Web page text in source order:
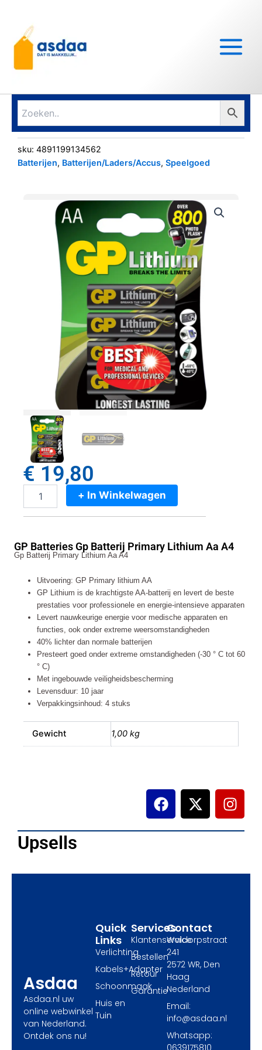
inhoud
sku: 4891199134562
Batterijen, Batterijen/Laders/Accus, Speelgoed
€ 19,80
Primary
Lithium
A4
aantal
+ In Winkelwagen
GP Batteries Gp Batterij Primary Lithium Aa A4
Gp Batterij Primary Lithium Aa A4
Uitvoering: GP Primary lithium AA
GP Lithium is de krachtigste AA-batterij en levert de beste
prestaties voor professionele en energie-intensieve apparaten
Levert nauwkeurige energie voor medische apparaten en
functies, ook onder extreme weersomstandigheden
40% lichter dan normale batterijen
Presteert goed onder extreme omstandigheden (-30 ° C tot 60
° C)
Met ingebouwde veiligheidsbescherming
Levensduur: 10 jaar
Verpakkingsinhoud: 4 stuks
Gewicht 1,00 kg
F
a
o
X
-
t
I
n
g
Upsells
Asdaa
Asdaa.nl uw
online webwinkel
van Nederland.
Ontdek ons nu!
Services
Klantenservice
Bestellen
Retour
Garantie
Quick
Links
Verlichting
Kabels+Adapter
Schoonmaak
Huis en
Tuin
Contact
Waldorpstraat
241
2572 WR, Den
Haag
Nederland
Email:
info@asdaa.nl
Whatsapp: